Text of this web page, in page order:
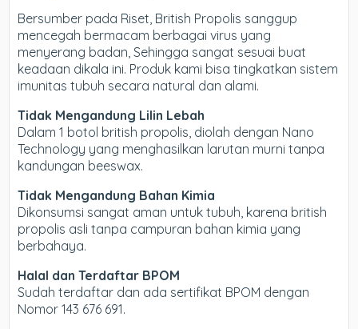
Bersumber pada Riset, British Propolis sanggup
mencegah bermacam berbagai virus yang
menyerang badan, Sehingga sangat sesuai buat
keadaan dikala ini. Produk kami bisa tingkatkan sistem
imunitas tubuh secara natural dan alami.
Tidak Mengandung Lilin Lebah
Dalam 1 botol british propolis, diolah dengan Nano
Technology yang menghasilkan larutan murni tanpa
kandungan beeswax.
Tidak Mengandung Bahan Kimia
Dikonsumsi sangat aman untuk tubuh, karena british
propolis asli tanpa campuran bahan kimia yang
berbahaya.
Halal dan Terdaftar BPOM
Sudah terdaftar dan ada sertifikat BPOM dengan
Nomor 143 676 691.